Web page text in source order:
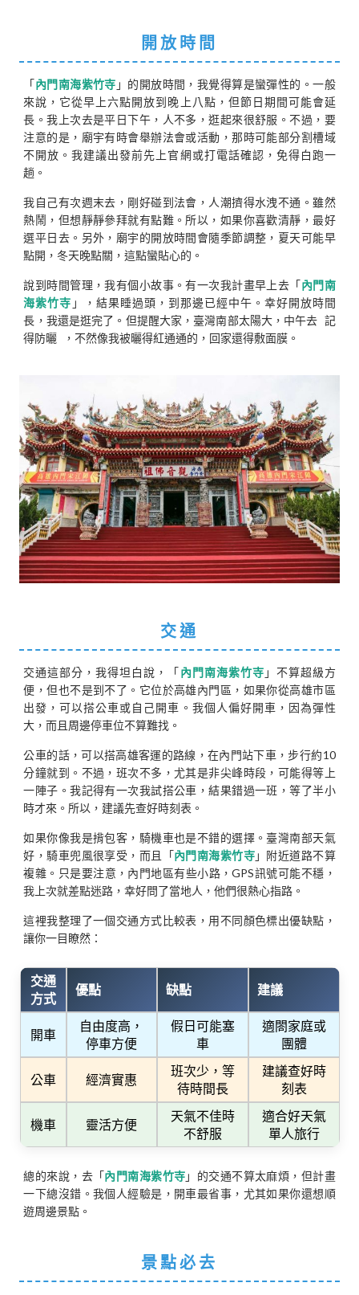
開放時間
「內門南海紫竹寺 」的開放時間，我覺得算是蠻彈性的。一般
來說，它從早上六點開放到晚上八點，但節日期間可能會延
長。我上次去是平日下午，人不多，逛起來很舒服。不過，要
注意的是，廟宇有時會舉辦法會或活動，那時可能部分割槽域
不開放。我建議出發前先上官網或打電話確認，免得白跑一
趟。
我自己有次週末去，剛好碰到法會，人潮擠得水洩不通。雖然
熱鬧，但想靜靜參拜就有點難。所以，如果你喜歡清靜，最好
選平日去。另外，廟宇的開放時間會隨季節調整，夏天可能早
點開，冬天晚點關，這點蠻貼心的。
說到時間管理，我有個小故事。有一次我計畫早上去「內門南
海紫竹寺 」，結果睡過頭，到那邊已經中午。幸好開放時間
長，我還是逛完了。但提醒大家，臺灣南部太陽大，中午去 記
得防曬
，不然像我被曬得紅通通的，回家還得敷面膜。
交通
交通這部分，我得坦白說，「內門南海紫竹寺 」不算超級方
便，但也不是到不了。它位於高雄內門區，如果你從高雄市區
出發，可以搭公車或自己開車。我個人偏好開車，因為彈性
大，而且周邊停車位不算難找。
公車的話，可以搭高雄客運的路線，在內門站下車，步行約10
分鐘就到。不過，班次不多，尤其是非尖峰時段，可能得等上
一陣子。我記得有一次我試搭公車，結果錯過一班，等了半小
時才來。所以，建議先查好時刻表。
如果你像我是揹包客，騎機車也是不錯的選擇。臺灣南部天氣
好，騎車兜風很享受，而且「內門南海紫竹寺」附近道路不算
複雜。只是要注意，內門地區有些小路，GPS訊號可能不穩，
我上次就差點迷路，幸好問了當地人，他們很熱心指路。
這裡我整理了一個交通方式比較表，用不同顏色標出優缺點，
讓你一目瞭然：
交通
方式
優點 缺點 建議
開車
自由度高，
停車方便
假日可能塞
車
適閤家庭或
團體
公車 經濟實惠
班次少，等
待時間長
建議查好時
刻表
機車 靈活方便
天氣不佳時
不舒服
適合好天氣
單人旅行
總的來說，去「內門南海紫竹寺」的交通不算太麻煩，但計畫
一下總沒錯。我個人經驗是，開車最省事，尤其如果你還想順
遊周邊景點。
景點必去